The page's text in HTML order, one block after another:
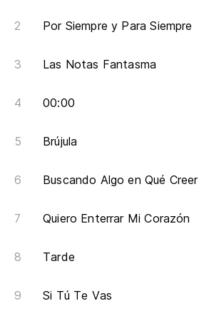
Por Siempre y Para Siempre
Las Notas Fantasma
00:00
Brújula
Buscando Algo en Qué Creer
Quiero Enterrar Mi Corazón
Tarde
Si Tú Te Vas